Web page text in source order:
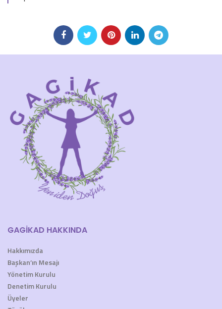
GAGİKAD HAKKINDA
Hakkımızda
Başkan’ın Mesajı
Yönetim Kurulu
Denetim Kurulu
Üyeler